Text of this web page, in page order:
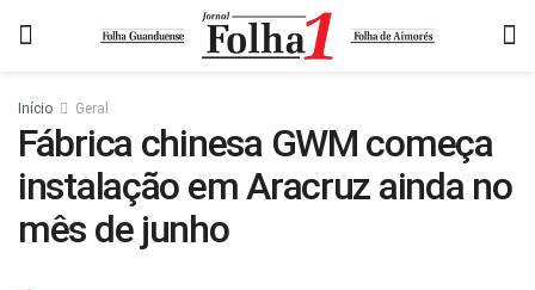
Início Geral
Fábrica chinesa GWM começa
instalação em Aracruz ainda no
mês de junho